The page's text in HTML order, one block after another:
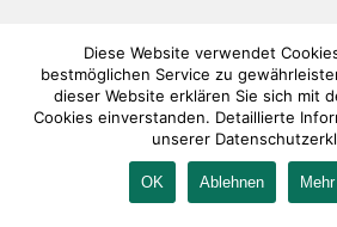
IMPRESSUM KONTAKT AGB
Diese Website verwendet
bestmöglichen Service zu
dieser Website erklären Sie sich mit
Cookies einverstanden. Detaillierte
unserer
OK Ablehnen